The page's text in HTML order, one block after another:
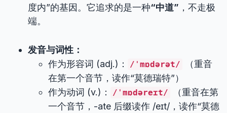
度内”的基因。它追求的是一种“中道” ，不走极
端。
发音与词性：
作为形容词 (adj.)：
/ˈmɒdərət/
（重音
在第一个音节，读作“莫德瑞特”）
作为动词 (v.)：
/ˈmɒdəreɪt/
（重音在第
一个音节，-ate 后缀读作 /eɪt/，读作“莫德